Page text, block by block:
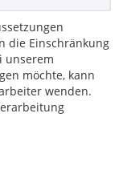
die Einschränkung
unserem
möchte, kann
wenden.